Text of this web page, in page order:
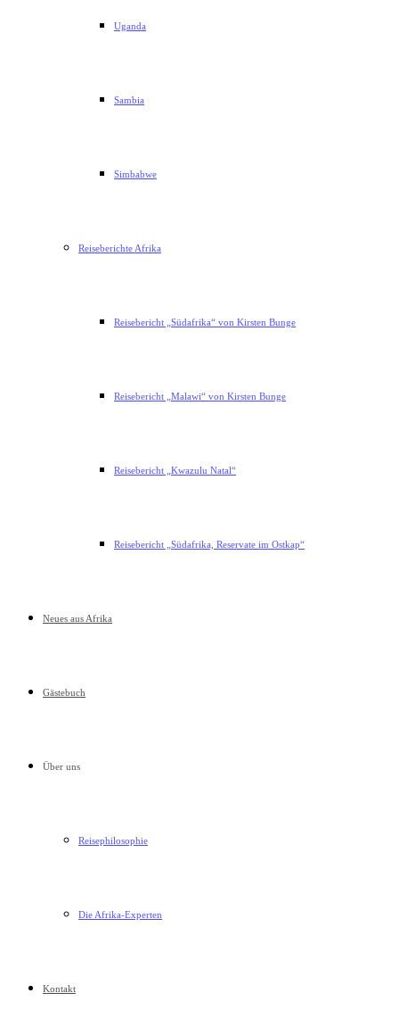
Uganda
Sambia
Simbabwe
Reiseberichte Afrika
Reisebericht „Südafrika“ von Kirsten Bunge
Reisebericht „Malawi“ von Kirsten Bunge
Reisebericht „Kwazulu Natal“
Reisebericht „Südafrika, Reservate im Ostkap“
Neues aus Afrika
Gästebuch
Über uns
Reisephilosophie
Die Afrika-Experten
Kontakt